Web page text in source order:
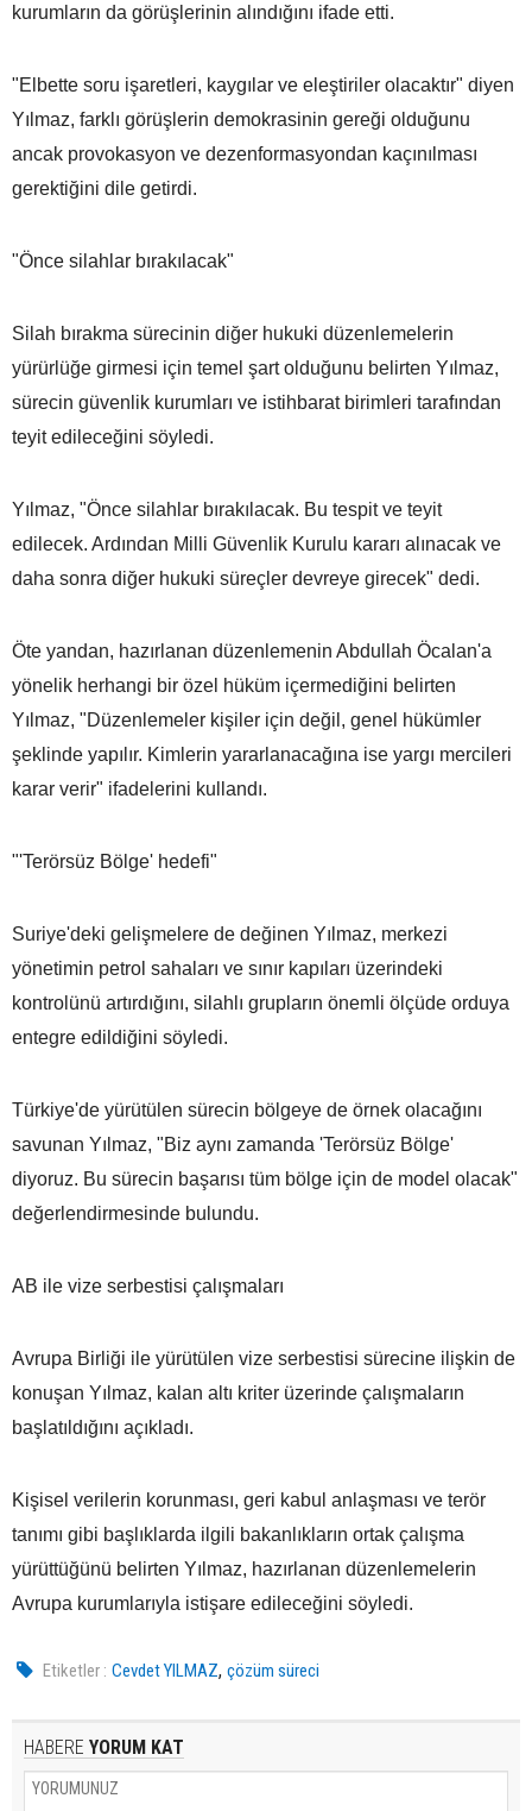
kurumların da görüşlerinin alındığını ifade etti.
"Elbette soru işaretleri, kaygılar ve eleştiriler olacaktır" diyen
Yılmaz, farklı görüşlerin demokrasinin gereği olduğunu
ancak provokasyon ve dezenformasyondan kaçınılması
gerektiğini dile getirdi.
"Önce silahlar bırakılacak"
Silah bırakma sürecinin diğer hukuki düzenlemelerin
yürürlüğe girmesi için temel şart olduğunu belirten Yılmaz,
sürecin güvenlik kurumları ve istihbarat birimleri tarafından
teyit edileceğini söyledi.
Yılmaz, "Önce silahlar bırakılacak. Bu tespit ve teyit
edilecek. Ardından Milli Güvenlik Kurulu kararı alınacak ve
daha sonra diğer hukuki süreçler devreye girecek" dedi.
Öte yandan, hazırlanan düzenlemenin Abdullah Öcalan'a
yönelik herhangi bir özel hüküm içermediğini belirten
Yılmaz, "Düzenlemeler kişiler için değil, genel hükümler
şeklinde yapılır. Kimlerin yararlanacağına ise yargı mercileri
karar verir" ifadelerini kullandı.
"'Terörsüz Bölge' hedefi"
Suriye'deki gelişmelere de değinen Yılmaz, merkezi
yönetimin petrol sahaları ve sınır kapıları üzerindeki
kontrolünü artırdığını, silahlı grupların önemli ölçüde orduya
entegre edildiğini söyledi.
Türkiye'de yürütülen sürecin bölgeye de örnek olacağını
savunan Yılmaz, "Biz aynı zamanda 'Terörsüz Bölge'
diyoruz. Bu sürecin başarısı tüm bölge için de model olacak"
değerlendirmesinde bulundu.
AB ile vize serbestisi çalışmaları
Avrupa Birliği ile yürütülen vize serbestisi sürecine ilişkin de
konuşan Yılmaz, kalan altı kriter üzerinde çalışmaların
başlatıldığını açıkladı.
Kişisel verilerin korunması, geri kabul anlaşması ve terör
tanımı gibi başlıklarda ilgili bakanlıkların ortak çalışma
yürüttüğünü belirten Yılmaz, hazırlanan düzenlemelerin
Avrupa kurumlarıyla istişare edileceğini söyledi.
Etiketler : Cevdet YILMAZ,çözüm süreci
HABERE YORUM KAT